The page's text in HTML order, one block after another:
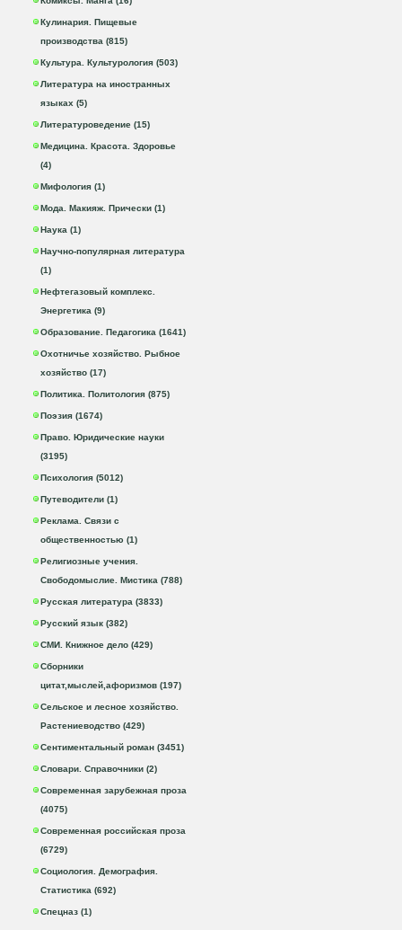
Кулинария. Пищевые
производства (815)
Культура. Культурология (503)
Литература на иностранных
языках (5)
Литературоведение (15)
Медицина. Красота. Здоровье
(4)
Мифология (1)
Мода. Макияж. Прически (1)
Наука (1)
Научно-популярная литература
(1)
Нефтегазовый комплекс.
Энергетика (9)
Образование. Педагогика (1641)
Охотничье хозяйство. Рыбное
хозяйство (17)
Политика. Политология (875)
Поэзия (1674)
Право. Юридические науки
(3195)
Психология (5012)
Путеводители (1)
Реклама. Связи с
общественностью (1)
Религиозные учения.
Свободомыслие. Мистика (788)
Русская литература (3833)
Русский язык (382)
СМИ. Книжное дело (429)
Сборники
цитат,мыслей,афоризмов (197)
Сельское и лесное хозяйство.
Растениеводство (429)
Сентиментальный роман (3451)
Словари. Справочники (2)
Современная зарубежная проза
(4075)
Современная российская проза
(6729)
Социология. Демография.
Статистика (692)
Спецназ (1)